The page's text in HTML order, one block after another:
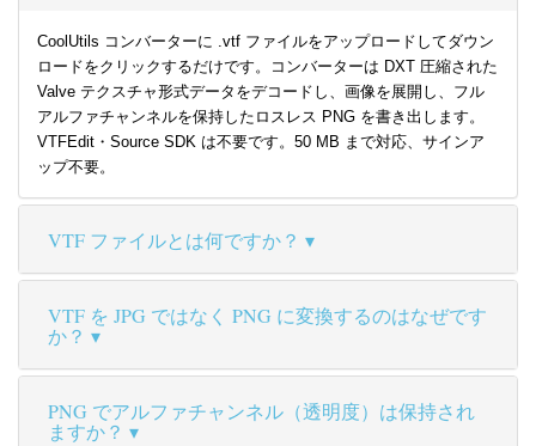
CoolUtils コンバーターに .vtf ファイルをアップロードしてダウン
ロードをクリックするだけです。コンバーターは DXT 圧縮された
Valve テクスチャ形式データをデコードし、画像を展開し、フル
アルファチャンネルを保持したロスレス PNG を書き出します。
VTFEdit・Source SDK は不要です。50 MB まで対応、サインア
ップ不要。
VTF ファイルとは何ですか？
VTF を JPG ではなく PNG に変換するのはなぜです
か？
PNG でアルファチャンネル（透明度）は保持され
ますか？